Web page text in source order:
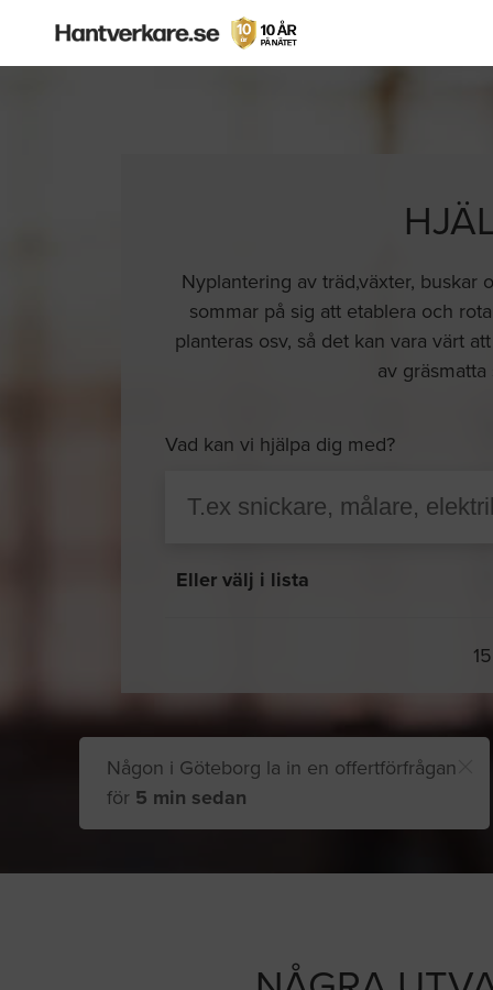
Nyplantering av träd,växter, buskar
sommar på sig att etablera och
planteras osv, så det kan vara värt
av
Vad kan vi hjälpa dig med?
Eller välj i lista
Någon i Göteborg la in en offertförfrågan
för 5 min sedan